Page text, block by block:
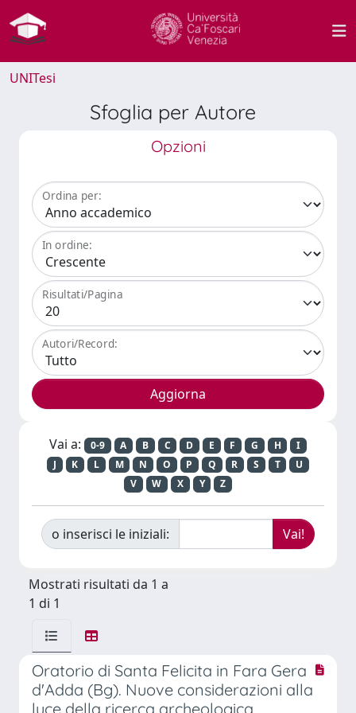
UNITesi
Sfoglia per Autore
Opzioni
Ordina per:
In ordine:
Risultati/Pagina
Autori/Record:
Vai a: 0-9 A B C D E F G H
I
J
K L M N O P Q R S T
U
V
W X Y Z
o inserisci le iniziali:
Mostrati risultati da 1 a
1 di 1
Oratorio di Santa Felicita in Fara Gera
d'Adda (Bg). Nuove considerazioni alla
luce della ricerca archeologica